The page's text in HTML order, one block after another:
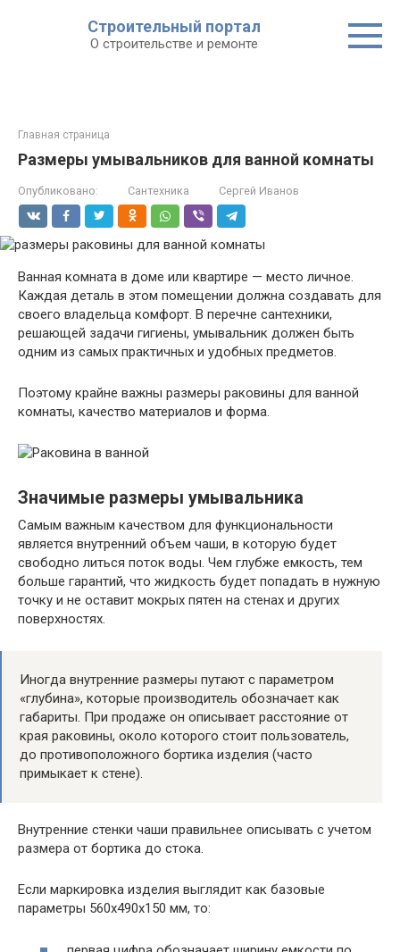
Строительный портал
О строительстве и ремонте
Главная страница
Размеры умывальников для ванной комнаты
Опубликовано: Сантехника Сергей Иванов
Ванная комната в доме или квартире — место личное.
Каждая деталь в этом помещении должна создавать для
своего владельца комфорт. В перечне сантехники,
решающей задачи гигиены, умывальник должен быть
одним из самых практичных и удобных предметов.
Поэтому крайне важны размеры раковины для ванной
комнаты, качество материалов и форма.
Значимые размеры умывальника
Самым важным качеством для функциональности
является внутренний объем чаши, в которую будет
свободно литься поток воды. Чем глубже емкость, тем
больше гарантий, что жидкость будет попадать в нужную
точку и не оставит мокрых пятен на стенах и других
поверхностях.
Иногда внутренние размеры путают с параметром
«глубина», которые производитель обозначает как
габариты. При продаже он описывает расстояние от
края раковины, около которого стоит пользователь,
до противоположного бортика изделия (часто
примыкает к стене).
Внутренние стенки чаши правильнее описывать с учетом
размера от бортика до стока.
Если маркировка изделия выглядит как базовые
параметры 560х490х150 мм, то: